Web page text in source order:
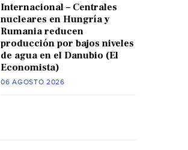
Internacional – Centrales
nucleares en Hungría y
Rumania reducen
producción por bajos niveles
de agua en el Danubio (El
Economista)
06 AGOSTO 2026